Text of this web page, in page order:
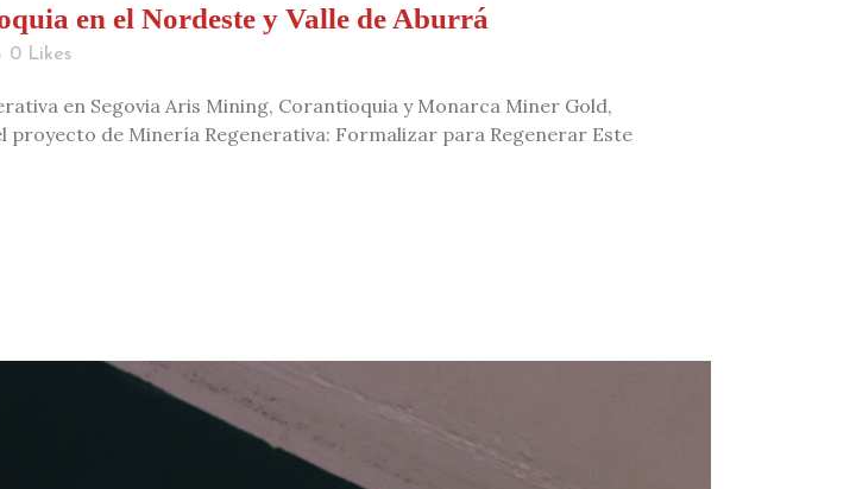
en el Nordeste y Valle de Aburrá
0 Likes
en Segovia Aris Mining, Corantioquia y Monarca Miner Gold,
de Minería Regenerativa: Formalizar para Regenerar Este